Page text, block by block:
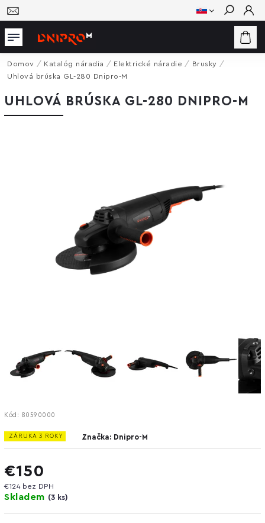
Hľadať
Domov / Katalóg náradia / Elektrické náradie / Brusky /
Uhlová brúska GL-280 Dnipro-M
UHLOVÁ BRÚSKA GL-280 DNIPRO-M
Kód: 80590000
ZÁRUKA 3 ROKY Značka: Dnipro-M
€150
€124 bez DPH
Skladem (3 ks)